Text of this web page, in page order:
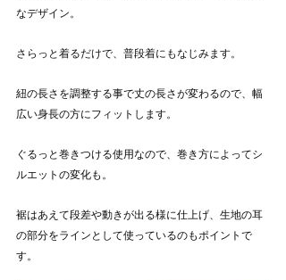
なデザイン。
さらっと着るだけで、普段着にもなじみます。
紐の長さを調整する事で丈の長さが変わるので、幅
広い身長の方にフィットします。
ぐるっと巻きつける使用なので、巻き方によってシ
ルエットの変化も。
裾はあえて段差や動きが出る様に仕上げ、生地の耳
の部分をラインとして使っているのもポイントで
す。